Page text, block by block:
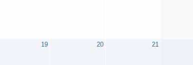
19 20 21